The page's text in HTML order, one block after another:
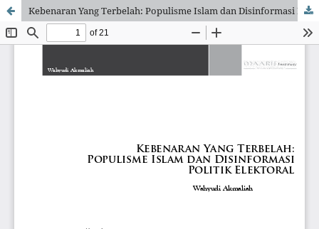
Kebenaran Yang Terbelah: Populisme Islam dan Disinformasi Politik Elektoral